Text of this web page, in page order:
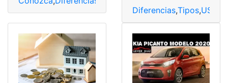
Diferencias,Tipos,USB